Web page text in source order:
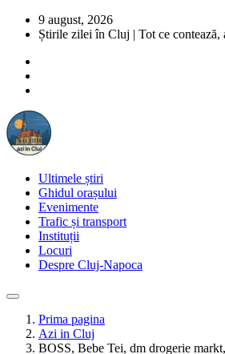
9 august, 2026
Știrile zilei în Cluj | Tot ce contează,
Ultimele știri
Ghidul orașului
Evenimente
Trafic și transport
Instituții
Locuri
Despre Cluj-Napoca
Prima pagina
Azi in Cluj
BOSS, Bebe Tei, dm drogerie